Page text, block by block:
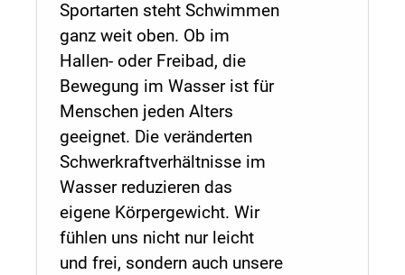
Sportarten steht Schwimmen
ganz weit oben. Ob im
Hallen- oder Freibad, die
Bewegung im Wasser ist für
Menschen jeden Alters
geeignet. Die veränderten
Schwerkraftverhältnisse im
Wasser reduzieren das
eigene Körpergewicht. Wir
fühlen uns nicht nur leicht
und frei, sondern auch unsere